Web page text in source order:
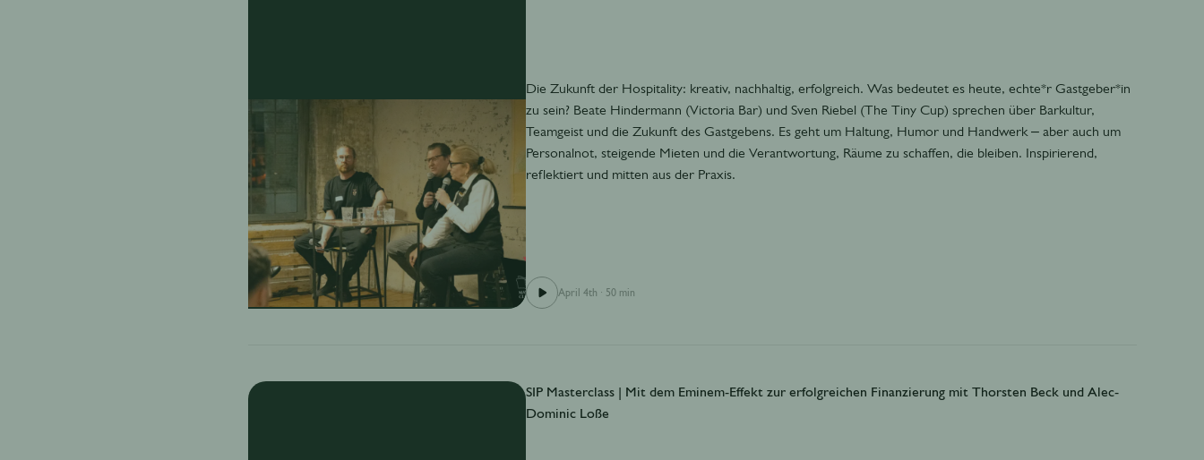
Die Zukunft der Hospitality: kreativ, nachhaltig, erfolgreich. Was bedeutet es heute, echte*r Gastgeber*in
zu sein? Beate Hindermann (Victoria Bar) und Sven Riebel (The Tiny Cup) sprechen über Barkultur,
Teamgeist und die Zukunft des Gastgebens. Es geht um Haltung, Humor und Handwerk – aber auch um
Personalnot, steigende Mieten und die Verantwortung, Räume zu schaffen, die bleiben. Inspirierend,
reflektiert und mitten aus der Praxis.
April 4th · 50 min
SIP Masterclass | Mit dem Eminem-Effekt zur erfolgreichen Finanzierung mit Thorsten Beck und Alec-
Dominic Loße